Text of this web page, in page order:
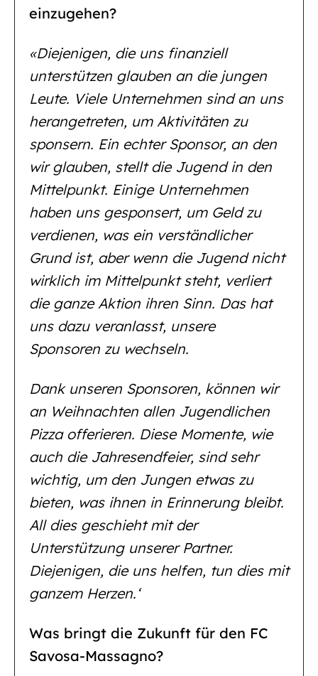
einzugehen?
«Diejenigen, die uns finanziell
unterstützen glauben an die jungen
Leute. Viele Unternehmen sind an uns
herangetreten, um Aktivitäten zu
sponsern. Ein echter Sponsor, an den
wir glauben, stellt die Jugend in den
Mittelpunkt. Einige Unternehmen
haben uns gesponsert, um Geld zu
verdienen, was ein verständlicher
Grund ist, aber wenn die Jugend nicht
wirklich im Mittelpunkt steht, verliert
die ganze Aktion ihren Sinn. Das hat
uns dazu veranlasst, unsere
Sponsoren zu wechseln.
Dank unseren Sponsoren, können wir
an Weihnachten allen Jugendlichen
Pizza offerieren. Diese Momente, wie
auch die Jahresendfeier, sind sehr
wichtig, um den Jungen etwas zu
bieten, was ihnen in Erinnerung bleibt.
All dies geschieht mit der
Unterstützung unserer Partner.
Diejenigen, die uns helfen, tun dies mit
ganzem Herzen.‘
Was bringt die Zukunft für den FC
Savosa-Massagno?